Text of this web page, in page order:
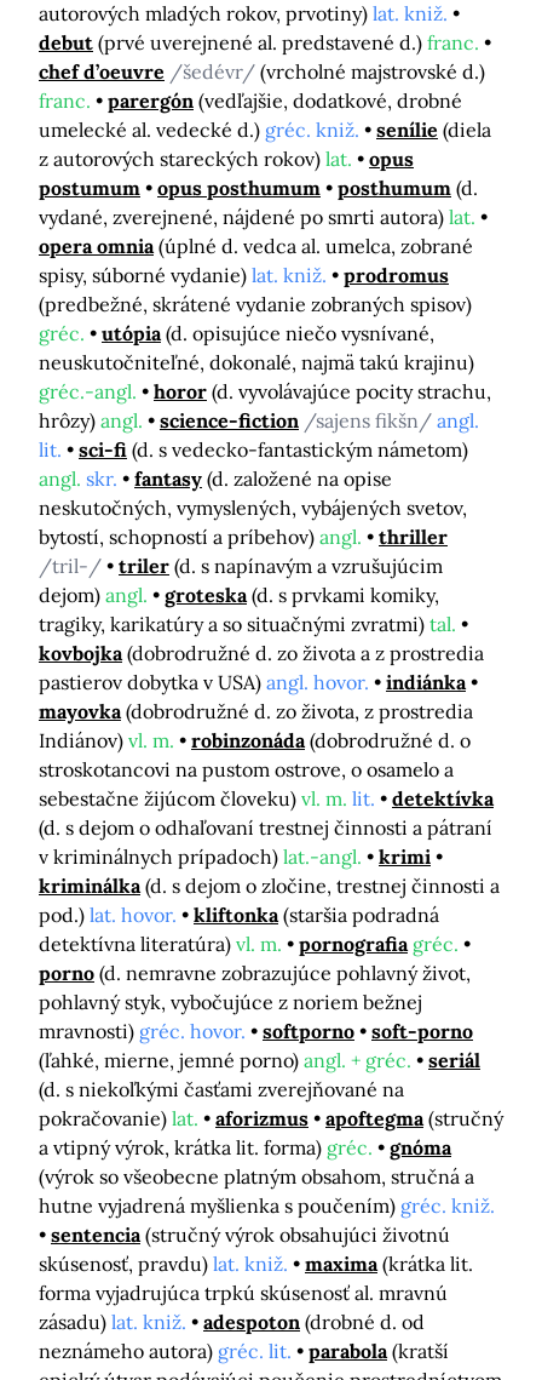
autorových mladých rokov, prvotiny) lat. kniž.
debut (prvé uverejnené al. predstavené d.) franc.
chef d’oeuvre /šedévr/ (vrcholné majstrovské d.)
franc.
parergón (vedľajšie, dodatkové, drobné
umelecké al. vedecké d.) gréc. kniž. senílie (diela
z autorových stareckých rokov) lat.
opus
postumum
opus posthumum posthumum (d.
vydané, zverejnené, nájdené po smrti autora) lat.
opera omnia (úplné d. vedca al. umelca, zobrané
spisy, súborné vydanie) lat. kniž.
prodromus
(predbežné, skrátené vydanie zobraných spisov)
gréc.
utópia (d. opisujúce niečo vysnívané,
neuskutočniteľné, dokonalé, najmä takú krajinu)
gréc.-angl.
horor (d. vyvolávajúce pocity strachu,
hrôzy) angl. science-fiction /sajens fikšn/ angl.
lit.
sci-fi (d. s vedecko-fantastickým námetom)
angl. skr. fantasy (d. založené na opise
neskutočných, vymyslených, vybájených svetov,
bytostí, schopností a príbehov) angl.
thriller
/tril-/
triler (d. s napínavým a vzrušujúcim
dejom) angl. groteska (d. s prvkami komiky,
tragiky, karikatúry a so situačnými zvratmi) tal.
kovbojka (dobrodružné d. zo života a z prostredia
pastierov dobytka v USA) angl. hovor.
indiánka
mayovka (dobrodružné d. zo života, z prostredia
Indiánov) vl. m. robinzonáda (dobrodružné d. o
stroskotancovi na pustom ostrove, o osamelo a
sebestačne žijúcom človeku) vl. m. lit.
detektívka
(d. s dejom o odhaľovaní trestnej činnosti a pátraní
v kriminálnych prípadoch) lat.-angl.
krimi
kriminálka (d. s dejom o zločine, trestnej činnosti a
pod.) lat. hovor. kliftonka (staršia podradná
detektívna literatúra) vl. m. pornografia gréc.
porno (d. nemravne zobrazujúce pohlavný život,
pohlavný styk, vybočujúce z noriem bežnej
mravnosti) gréc. hovor. softporno
soft-porno
(ľahké, mierne, jemné porno) angl. + gréc.
seriál
(d. s niekoľkými časťami zverejňované na
pokračovanie) lat. aforizmus apoftegma (stručný
a vtipný výrok, krátka lit. forma) gréc.
gnóma
(výrok so všeobecne platným obsahom, stručná a
hutne vyjadrená myšlienka s poučením) gréc. kniž.
sentencia (stručný výrok obsahujúci životnú
skúsenosť, pravdu) lat. kniž. maxima (krátka lit.
forma vyjadrujúca trpkú skúsenosť al. mravnú
zásadu) lat. kniž. adespoton (drobné d. od
neznámeho autora) gréc. lit. parabola (kratší